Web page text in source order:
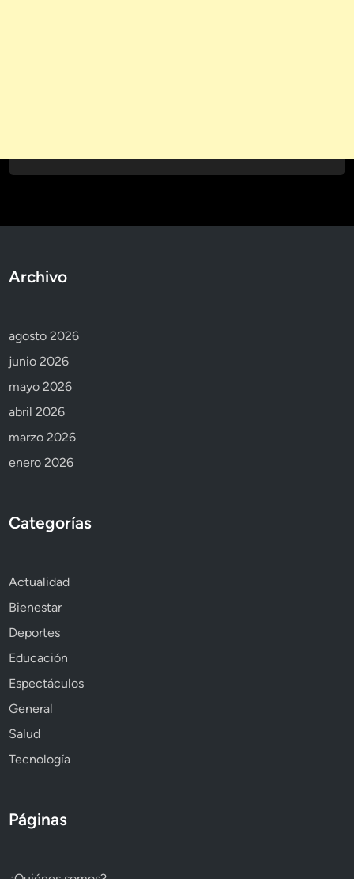
Archivo
agosto 2026
junio 2026
mayo 2026
abril 2026
marzo 2026
enero 2026
Categorías
Actualidad
Bienestar
Deportes
Educación
Espectáculos
General
Salud
Tecnología
Páginas